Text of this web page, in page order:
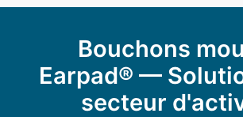
Bouchons
Earpad® —
secteur